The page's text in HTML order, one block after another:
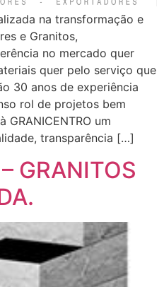
na transformação e
e Granitos,
no mercado quer
quer pelo serviço que
30 anos de experiência
rol de projetos bem
um
transparência […]
GRANITOS